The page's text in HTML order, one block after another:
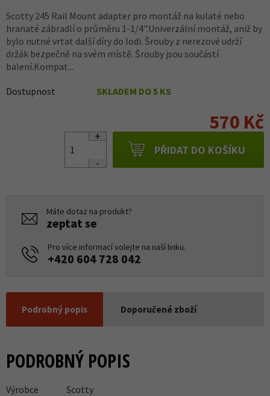
Scotty 245 Rail Mount adapter pro montáž na kulaté nebo
hranaté zábradlí o průměru 1-1/4".Univerzální montáž, aniž by
bylo nutné vrtat další díry do lodi. Šrouby z nerezové udrží
držák bezpečně na svém místě. Šrouby jsou součástí
balení.Kompat...
Dostupnost SKLADEM DO 5 KS
570 Kč
PŘIDAT DO KOŠÍKU
Máte dotaz na produkt?
zeptat se
Pro více informací volejte na naší linku.
+420 604 728 042
Podrobný popis Doporučené zboží
PODROBNÝ POPIS
Výrobce
Scotty